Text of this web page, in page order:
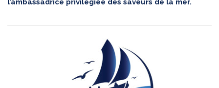
l’ambassadrice privilégiée des saveurs de la mer.